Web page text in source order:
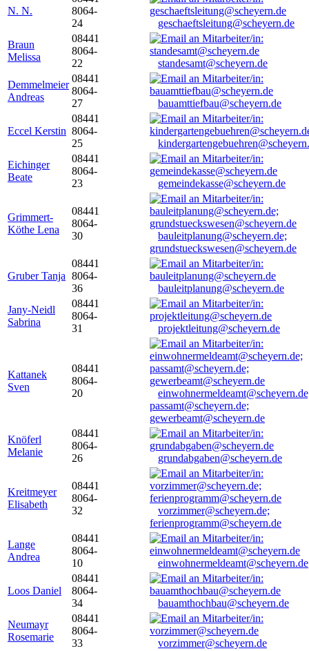
N. N.
8064-
24
geschaeftsleitung@scheyern.de
Braun
Melissa
08441
8064-
22
standesamt@scheyern.de
Demmelmeier
Andreas
08441
8064-
27
bauamttiefbau@scheyern.de
Eccel Kerstin
08441
8064-
25
Eichinger
Beate
08441
8064-
23
gemeindekasse@scheyern.de
Grimmert-
Köthe Lena
08441
8064-
30
bauleitplanung@scheyern.de;
grundstueckswesen@scheyern.de
Gruber Tanja
08441
8064-
36
bauleitplanung@scheyern.de
Jany-Neidl
Sabrina
08441
8064-
31
projektleitung@scheyern.de
Kattanek
Sven
08441
8064-
20
passamt@scheyern.de;
gewerbeamt@scheyern.de
Knöferl
Melanie
08441
8064-
26
grundabgaben@scheyern.de
Kreitmeyer
Elisabeth
08441
8064-
32
vorzimmer@scheyern.de;
ferienprogramm@scheyern.de
Lange
Andrea
08441
8064-
10
einwohnermeldeamt@scheyern.de
Loos Daniel
08441
8064-
34
bauamthochbau@scheyern.de
Neumayr
Rosemarie
08441
8064-
33
vorzimmer@scheyern.de